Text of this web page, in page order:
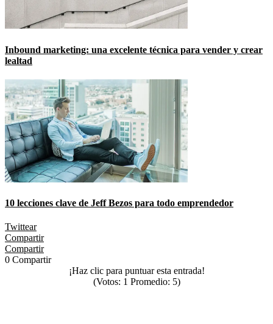
Inbound marketing: una excelente técnica para vender y crear
lealtad
10 lecciones clave de Jeff Bezos para todo emprendedor
Twittear
Compartir
Compartir
0 Compartir
¡Haz clic para puntuar esta entrada!
(Votos: 1 Promedio: 5)